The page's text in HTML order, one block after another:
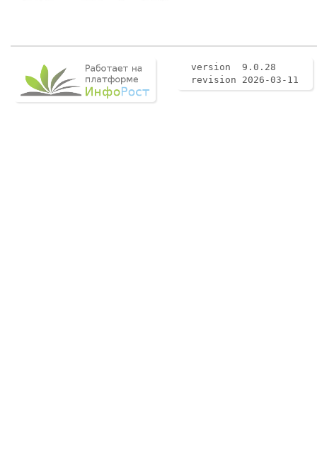
version 9.0.28
revision 2026-03-11